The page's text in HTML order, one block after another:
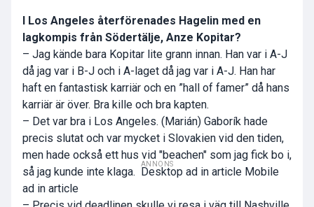
I Los Angeles återförenades Hagelin med en
lagkompis från Södertälje, Anze Kopitar?
– Jag kände bara Kopitar lite grann innan. Han var i A-J
då jag var i B-J och i A-laget då jag var i A-J. Han har
haft en fantastisk karriär och en ”hall of famer” då hans
karriär är över. Bra kille och bra kapten.
– Det var bra i Los Angeles. (Marián) Gaborík hade
precis slutat och var mycket i Slovakien vid den tiden,
men hade också ett hus vid "beachen" som jag fick bo i,
så jag kunde inte klaga. Desktop ad in article Mobile
ad in article
ANNONS